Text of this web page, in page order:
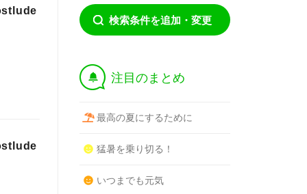
検索条件を追加・変更
† 注目のまとめ
最高の夏にするために
猛暑を乗り切る！
いつまでも元気